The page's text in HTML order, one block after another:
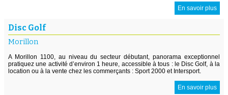
En savoir plus
Disc Golf
Morillon
A Morillon 1100, au niveau du secteur débutant, panorama exceptionnel
pratiquez une activité d’environ 1 heure, accessible à tous : le Disc Golf, à la
location ou à la vente chez les commerçants : Sport 2000 et Intersport.
En savoir plus